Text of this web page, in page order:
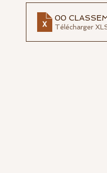
Equipes fédérales
00
Télécharger